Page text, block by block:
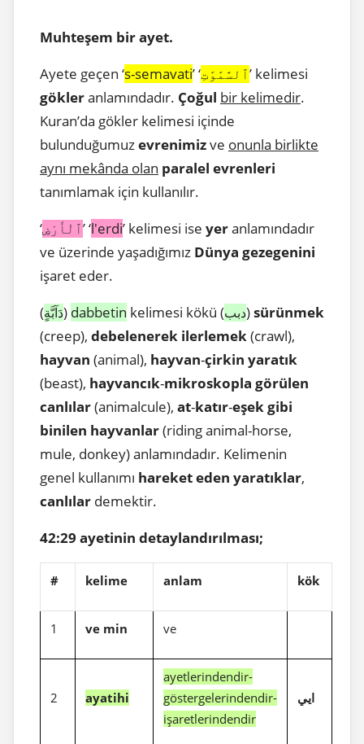
Muhteşem bir ayet.
Ayete geçen ‘s-semavati’ ‘ٱلسَّمَٰوَٰتِ’ kelimesi
gökleranlamındadır. Çoğul bir kelimedir.
Kuran’da gökler kelimesi içinde
bulunduğumuzevrenimizve onunla birlikte
aynı mekânda olan paralel evrenleri
tanımlamak için kullanılır.
‘ٱلْأَرْضِ’ ‘l'erdi’ kelimesi ise yeranlamındadır
ve üzerinde yaşadığımız Dünya gezegenini
işaret eder.
(دَآبَّةٍ) dabbetin kelimesi kökü (دبب)sürünmek
(creep), debelenerek ilerlemek(crawl),
hayvan (animal), hayvan-çirkin yaratık
(beast), hayvancık-mikroskopla görülen
canlılar(animalcule), at-katır-eşekgibi
binilen hayvanlar(riding animal-horse,
mule, donkey) anlamındadır. Kelimenin
genel kullanımı hareket eden yaratıklar,
canlılar demektir.
42:29 ayetinin detaylandırılması;
# kelime anlam kök
1 ve min ve
2 ayatihi
ayetlerindendir-
göstergelerindendir-
işaretlerindendir
ايي